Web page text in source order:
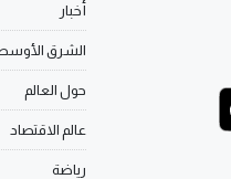
أخبار
الشرق
حول العالم
عالم الاقتصاد
رياضة